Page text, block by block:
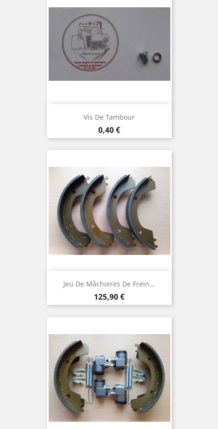
Vis De Tambour
Prix
0,40 €
Jeu De Mâchoires De Frein...
Prix
125,90 €